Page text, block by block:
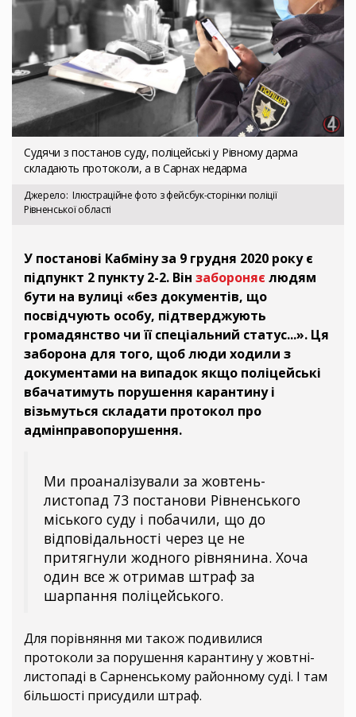
Судячи з постанов суду, поліцейські у Рівному дарма
складають протоколи, а в Сарнах недарма
Джерело Ілюстраційне фото з фейсбук-сторінки поліції
Рівненської області
У постанові Кабміну за 9 грудня 2020 року є
підпункт 2 пункту 2-2. Він забороняє людям
бути на вулиці «без документів, що
посвідчують особу, підтверджують
громадянство чи її спеціальний статус...». Ця
заборона для того, щоб люди ходили з
документами на випадок якщо поліцейські
вбачатимуть порушення карантину і
візьмуться складати протокол про
адмінправопорушення.
Ми проаналізували за жовтень-
листопад 73 постанови Рівненського
міського суду і побачили, що до
відповідальності через це не
притягнули жодного рівнянина. Хоча
один все ж отримав штраф за
шарпання поліцейського.
Для порівняння ми також подивилися
протоколи за порушення карантину у жовтні-
листопаді в Сарненському районному суді. І там
більшості присудили штраф.